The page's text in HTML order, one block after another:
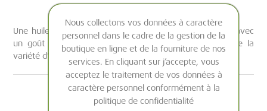
Une huile d’olive Bio Vierge-Extra, fraichement pressée, avec
un goût fruité et un taux d’acidité très réduit. Issue de la
variété d’olive Marocaine Picholine. _x000B_
Nous collectons vos données à caractère
personnel dans le cadre de la gestion de la
boutique en ligne et de la fourniture de nos
services. En cliquant sur j’accepte, vous
acceptez le traitement de vos données à
caractère personnel conformément à la
politique de confidentialité